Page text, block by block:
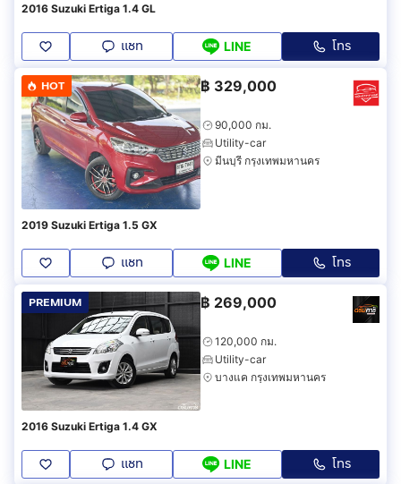
2016 Suzuki Ertiga 1.4 GL
แชท LINE โทร
HOT ฿ 329,000
90,000 กม.
Utility-car
มีนบุรี กรุงเทพมหานคร
2019 Suzuki Ertiga 1.5 GX
แชท LINE โทร
PREMIUM ฿ 269,000
120,000 กม.
Utility-car
บางแค กรุงเทพมหานคร
2016 Suzuki Ertiga 1.4 GX
แชท LINE โทร